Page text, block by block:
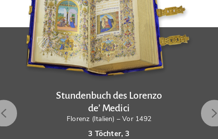
Stundenbuch des Lorenzo
de’ Medici
Florenz (Italien) – Vor 1492
3 Töchter, 3